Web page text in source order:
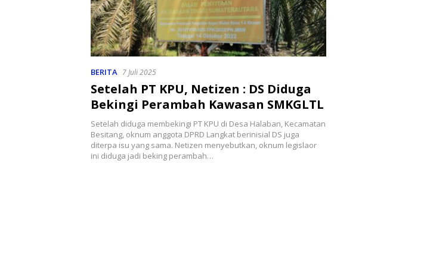
BERITA 7 Juli 2025
Setelah PT KPU, Netizen : DS Diduga
Bekingi Perambah Kawasan SMKGLTL
Setelah diduga membekingi PT KPU di Desa Halaban, Kecamatan
Besitang, oknum anggota DPRD Langkat berinisial DS juga
diterpa isu yang sama. Netizen menyebutkan, oknum legislaor
ini diduga jadi beking perambah…